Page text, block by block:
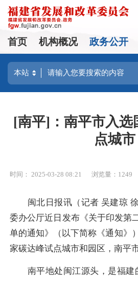
首页 机构概况 政务公开
[南平]：南平市入选
点城市
时间： 2025-03-28 08:21 浏览量：1249
闽北日报讯（记者 吴建琼 徐
委办公厅近日发布《关于印发第
单的通知》（以下简称《通知》
家碳达峰试点城市和园区，南平
南平地处闽江源头，是福建